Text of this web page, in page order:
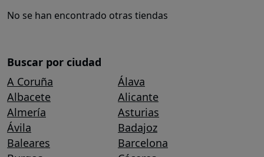
No se han encontrado otras tiendas
Buscar por ciudad
A Coruña
Álava
Albacete
Alicante
Almería
Asturias
Ávila
Badajoz
Baleares
Barcelona